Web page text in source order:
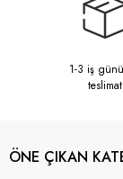
1-3 iş
teslimat
ÖNE ÇIKAN